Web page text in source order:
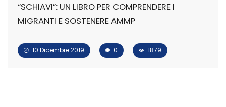
“SCHIAVI”: UN LIBRO PER COMPRENDERE I
MIGRANTI E SOSTENERE AMMP
10 Dicembre 2019 0 1879